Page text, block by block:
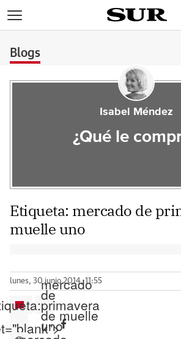
Blogs
Isabel Méndez
¿Qué le
Etiqueta: mercado de
muelle uno
lunes, 30 junio 2014, 11:55
mercado
de
primavera
de muelle
uno